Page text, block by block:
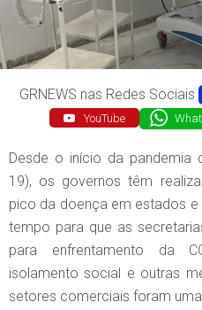
GRNEWS nas Redes Sociais
YouTube
Desde o início da pandemia
19), os governos têm
pico da doença em estados
tempo para que as
para enfrentamento da
isolamento social e outras
setores comerciais foram